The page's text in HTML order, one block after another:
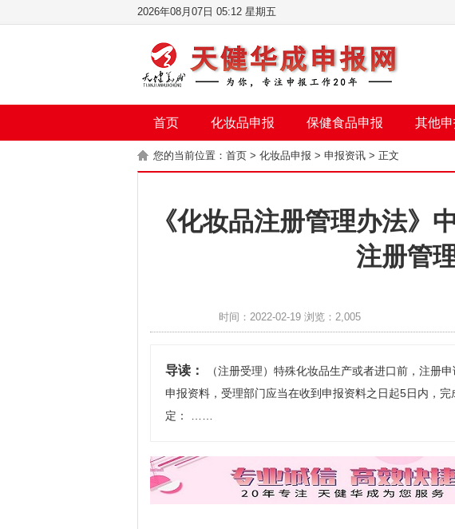
2026年08月07日 05:12 星期五
首页 化妆品申报 保健食品申报 其他
您的当前位置： 首页 > 化妆品申报 > 申报资讯 > 正文
《化妆品注册管理办法》
注册管
时间：2022-02-19 浏览：2,005
导读：
（注册受理）特殊化妆品生产或者进口前，注册
申报资料，受理部门应当在收到申报资料之日起5日内，
定： ……